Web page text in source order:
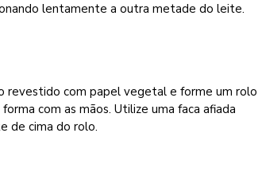
lentamente a outra metade do leite.
revestido com papel vegetal e forme um rolo
com as mãos. Utilize uma faca afiada
de cima do rolo.